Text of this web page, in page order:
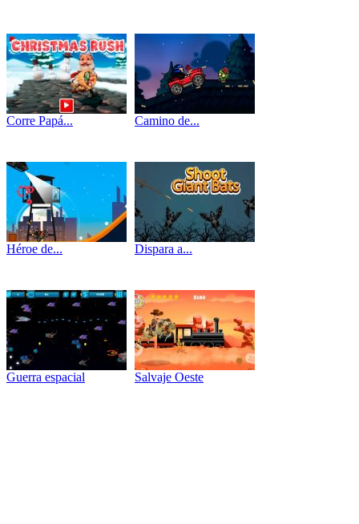
Corre Papá... Camino de...
Héroe de... Dispara a...
Guerra espacial Salvaje Oeste